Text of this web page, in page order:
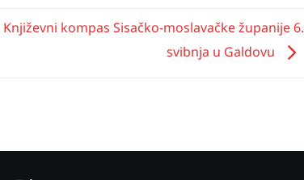
Književni kompas Sisačko-moslavačke županije 6.
svibnja u Galdovu